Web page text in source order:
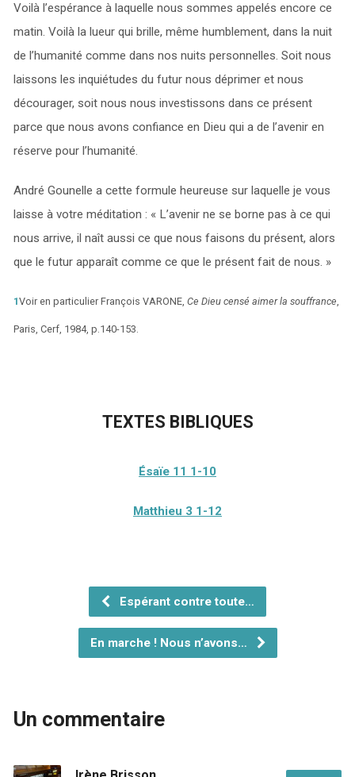
Voilà l’espérance à laquelle nous sommes appelés encore ce
matin. Voilà la lueur qui brille, même humblement, dans la nuit
de l’humanité comme dans nos nuits personnelles. Soit nous
laissons les inquiétudes du futur nous déprimer et nous
décourager, soit nous nous investissons dans ce présent
parce que nous avons confiance en Dieu qui a de l’avenir en
réserve pour l’humanité.
André Gounelle a cette formule heureuse sur laquelle je vous
laisse à votre méditation : « L’avenir ne se borne pas à ce qui
nous arrive, il naît aussi ce que nous faisons du présent, alors
que le futur apparaît comme ce que le présent fait de nous. »
1Voir en particulier François VARONE, Ce Dieu censé aimer la souffrance,
Paris, Cerf, 1984, p.140-153.
TEXTES BIBLIQUES
Ésaïe 11 1-10
Matthieu 3 1-12
Espérant contre toute…
En marche ! Nous n’avons…
Un commentaire